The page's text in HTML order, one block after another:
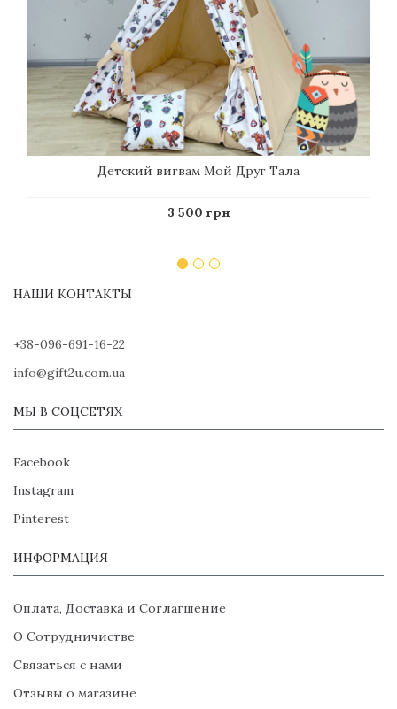
Детский вигвам Мой Друг Тала
3 500 грн
НАШИ КОНТАКТЫ
+38-096-691-16-22
info@gift2u.com.ua
МЫ В СОЦСЕТЯХ
Facebook
Instagram
Pinterest
ИНФОРМАЦИЯ
Оплата, Доставка и Соглагшение
О Сотрудничистве
Связаться с нами
Отзывы о магазине